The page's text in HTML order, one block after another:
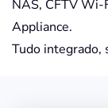
NAS, CFTV
Appliance.
Tudo integrado,